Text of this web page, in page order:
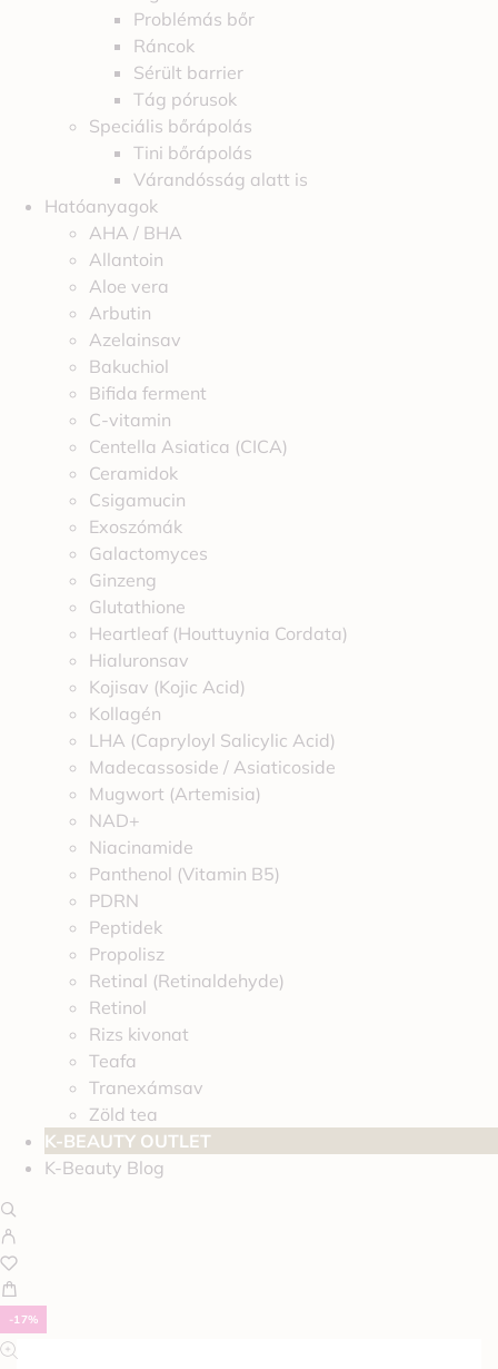
Problémás bőr
Ráncok
Sérült barrier
Tág pórusok
Speciális bőrápolás
Tini bőrápolás
Várandósság alatt is
Hatóanyagok
AHA / BHA
Allantoin
Aloe vera
Arbutin
Azelainsav
Bakuchiol
Bifida ferment
C-vitamin
Centella Asiatica (CICA)
Ceramidok
Csigamucin
Exoszómák
Galactomyces
Ginzeng
Glutathione
Heartleaf (Houttuynia Cordata)
Hialuronsav
Kojisav (Kojic Acid)
Kollagén
LHA (Capryloyl Salicylic Acid)
Madecassoside / Asiaticoside
Mugwort (Artemisia)
NAD+
Niacinamide
Panthenol (Vitamin B5)
PDRN
Peptidek
Propolisz
Retinal (Retinaldehyde)
Retinol
Rizs kivonat
Teafa
Tranexámsav
Zöld tea
K-BEAUTY OUTLET
K-Beauty Blog
-17%